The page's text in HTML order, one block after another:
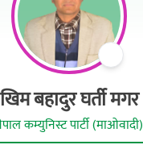
खिम बहादुर घर्ती मगर
कम्युनिस्ट पार्टी (माओवादी)